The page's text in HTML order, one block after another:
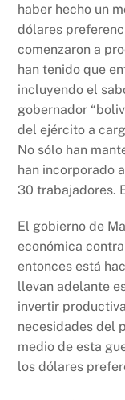
haber hecho un
dólares
comenzaron a
han tenido que
incluyendo el
gobernador
del ejército a
No sólo han
han incorporado
30 trabajadores.
El gobierno de
económica
entonces está
llevan adelante
invertir
necesidades del
medio de esta
los dólares